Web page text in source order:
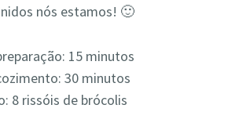
nós estamos! 🙂
15 minutos
30 minutos
8 rissóis de brócolis